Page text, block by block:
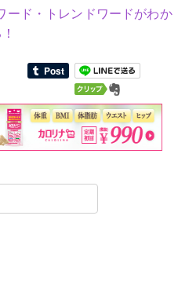
ード・トレンドワードがわか